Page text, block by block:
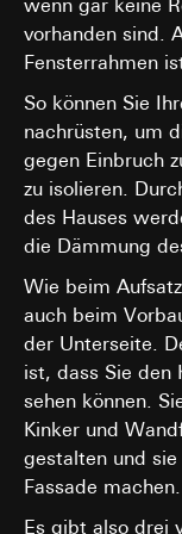
wenn gar keine
vorhanden sind.
Fensterrahmen
So können Sie
nachrüsten, um
gegen Einbruch
zu isolieren.
des Hauses
die Dämmung
Wie beim
auch beim
der Unterseite.
ist, dass Sie den
sehen können.
Kinker und
gestalten und sie
Fassade machen.
Es gibt also drei
Kategorien
Einsatz
Abs. 1 lit.
Empfänger:
Google
Daten
Drittland:
können
eine
erhöhte
Kategorien
Nutzers (zur
Agent-
Gerätetyp),
aufgerufenen
Parameter
Cookie-ID
Nutzern,
Interessen:
Einsatz